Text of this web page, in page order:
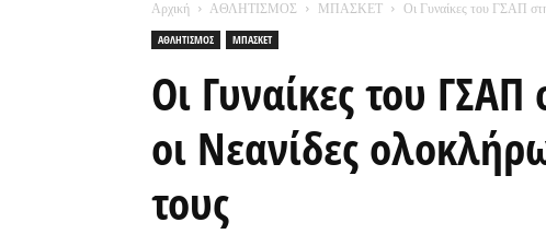
Αρχική ΑΘΛΗΤΙΣΜΟΣ ΜΠΑΣΚΕΤ
Οι Γυναίκες του ΓΣΑΠ
ΑΘΛΗΤΙΣΜΟΣ
ΜΠΑΣΚΕΤ
Οι Γυναίκες του
οι Νεανίδες
τους